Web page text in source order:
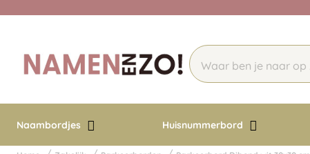
Naambordjes Huisnummerbord